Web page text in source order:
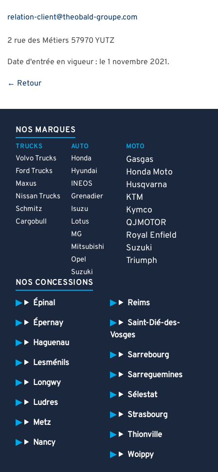
relation-client@theobald-groupe.com
2 rue des Métiers 57970 YUTZ
Date d'entrée en vigueur : le 1 novembre 2021.
← Retour
NOS MARQUES
TRUCKS
Volvo Trucks
Ford Trucks
Maxus
Nissan Trucks
Schmitz
Cargobull
AUTO
Honda
Hyundai
INEOS
Grenadier
Isuzu
Lotus
MG
Mitsubishi
Opel
Suzuki
MOTO
Gasgas
Honda Moto
Husqvarna
KTM
Kymco
QJMOTOR
Royal Enfield
Suzuki
Triumph
NOS CONCESSIONS
Épinal
Épernay
Haguenau
Lesménils
Longwy
Ludres
Metz
Nancy
Reims
Saint-Dié-des-
Vosges
Sarrebourg
Sarreguemines
Sélestat
Strasbourg
Thionville
Woippy